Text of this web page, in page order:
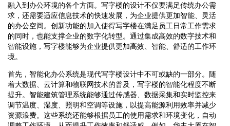
融入到办公环境的各个方面。写字楼的设计不仅要满足传统办公需
求，还需要适应信息技术的快速发展，为企业提供更加智能、灵活
的办公空间。创新功能的加入使得写字楼在满足员工日常工作需求
的同时，也能支撑企业的数字化转型。通过集成高效的数字技术和
智能设施，写字楼能够为企业提供更加高效、智能、舒适的工作环
境。
首先，智能化办公系统是现代写字楼设计中不可或缺的一部分。随
着大数据、云计算和物联网技术的普及，写字楼的智能化程度不断
提升。智能建筑管理系统能够通过传感器、数据采集和实时监控来
调节温度、湿度、照明和空调等设施，以提高能源利用效率并减少
资源浪费。这些系统还能够根据员工的使用需求和环境变化，自动